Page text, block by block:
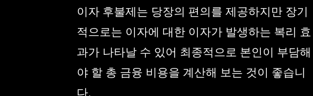
이자 후불제는 당장의 편의를 제공하지만 장기
적으로는 이자에 대한 이자가 발생하는 복리 효
과가 나타날 수 있어 최종적으로 본인이 부담해
야 할 총 금융 비용을 계산해 보는 것이 좋습니
다.